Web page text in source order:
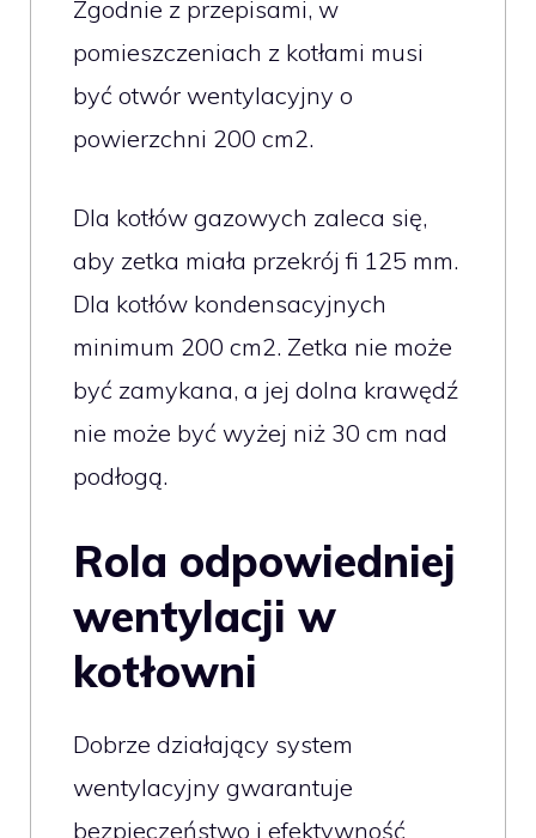
Zgodnie z przepisami, w
pomieszczeniach z kotłami musi
być otwór wentylacyjny o
powierzchni 200 cm2.
Dla kotłów gazowych zaleca się,
aby zetka miała przekrój fi 125 mm.
Dla kotłów kondensacyjnych
minimum 200 cm2. Zetka nie może
być zamykana, a jej dolna krawędź
nie może być wyżej niż 30 cm nad
podłogą.
Rola odpowiedniej
wentylacji w
kotłowni
Dobrze działający system
wentylacyjny gwarantuje
bezpieczeństwo i efektywność